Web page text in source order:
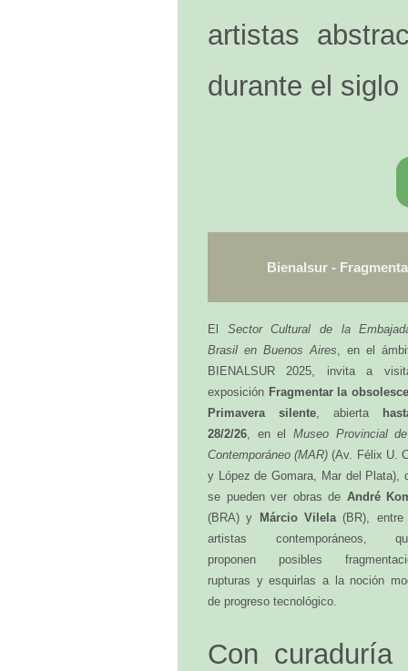
artistas
durante el siglo
Bienalsur -
El Sector Cultural de la
Brasil en Buenos Aires, en el
BIENALSUR 2025, invita a
exposición Fragmentar la
Primavera silente, abierta
28/2/26, en el Museo Provincial
Contemporáneo (MAR) (Av. Félix U.
y López de Gomara, Mar del Plata),
se pueden ver obras de André
(BRA) y
Márcio Vilela(BR), entre
artistas contemporáneos,
proponen posibles
rupturas y esquirlas a la noción
de progreso tecnológico.
Con curaduría